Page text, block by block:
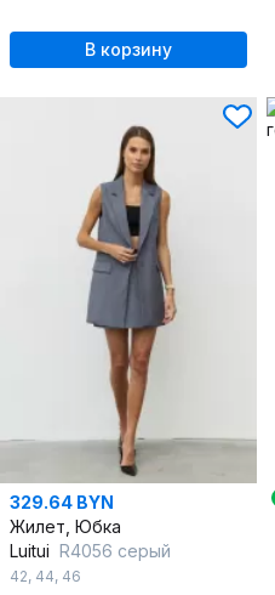
В корзину
329.64 BYN
Жилет, Юбка
Luitui R4056 серый
42, 44, 46